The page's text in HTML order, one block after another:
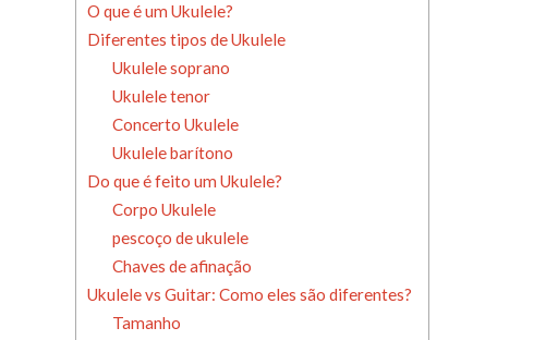
O que é um Ukulele?
Diferentes tipos de Ukulele
Ukulele soprano
Ukulele tenor
Concerto Ukulele
Ukulele barítono
Do que é feito um Ukulele?
Corpo Ukulele
pescoço de ukulele
Chaves de afinação
Ukulele vs Guitar: Como eles são diferentes?
Tamanho